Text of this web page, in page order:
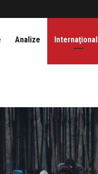
Analize Internaţional